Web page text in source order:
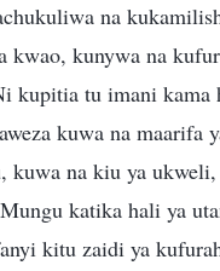
na
kunywa na
kupitia tu imani
kuwa na
kuwa na kiu ya
katika hali ya
kitu zaidi ya